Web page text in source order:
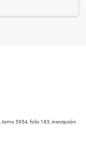
tomo 5954, folio 183, inscripción